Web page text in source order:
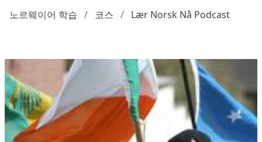
노르웨이어 학습 코스 Lær Norsk Nå Podcast